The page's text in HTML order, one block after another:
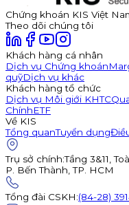
Chứng khoán KIS Việt
Theo dõi chúng tôi
Khách hàng cá nhân
Dịch vụ Chứng khoán
quỹDịch vụ khác
Khách hàng tổ chức
Dịch vụ Môi giới KHTC
ChínhETF
Về KIS
Tổng quanTuyển dụng
Trụ sở chính:Tầng 3&11,
P. Bến Thành, TP. HCM
Tổng đài CSKH:(84-28)